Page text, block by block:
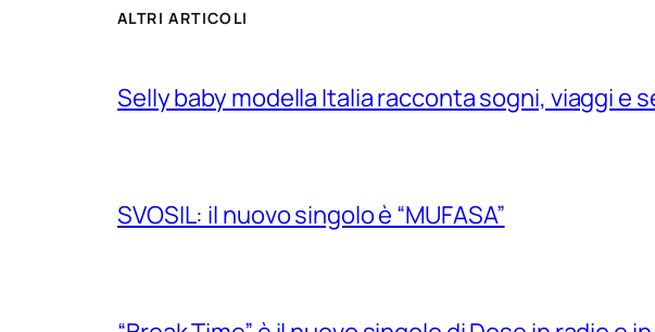
ALTRI ARTICOLI
Selly baby modella Italia racconta sogni, viaggi e
SVOSIL: il nuovo singolo è “MUFASA”